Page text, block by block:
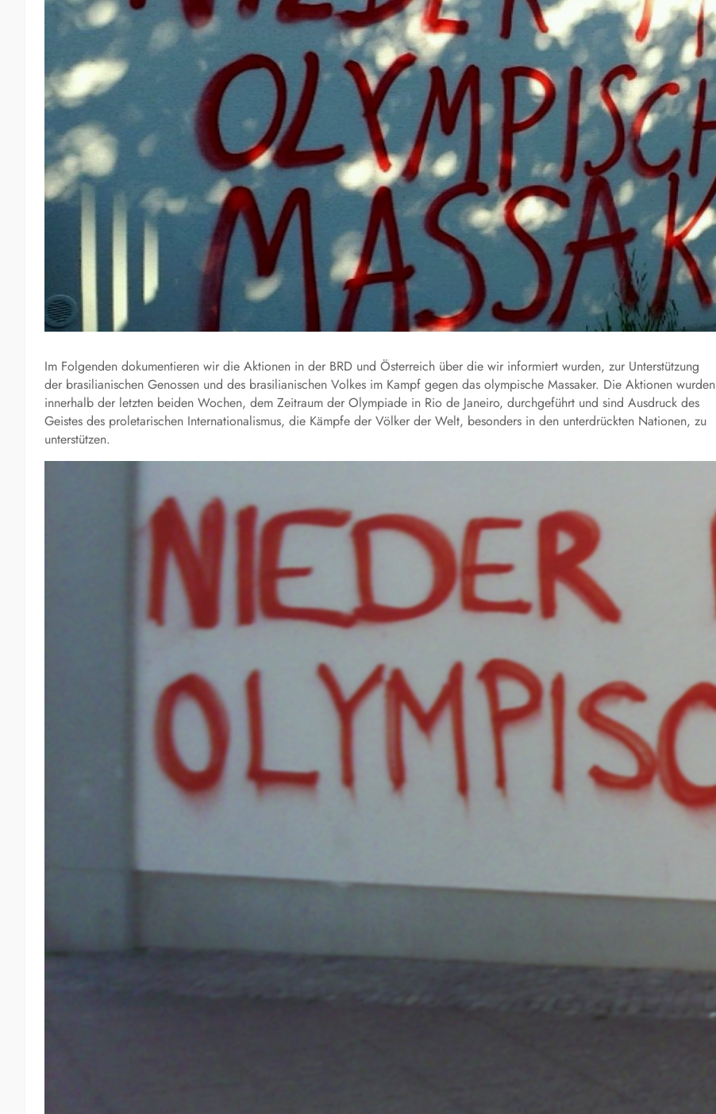
Im Folgenden dokumentieren wir die Aktionen in der BRD und Österreich über die wir informiert wurden, zur Unterstützung
der brasilianischen Genossen und des brasilianischen Volkes im Kampf gegen das olympische Massaker. Die Aktionen wurden
innerhalb der letzten beiden Wochen, dem Zeitraum der Olympiade in Rio de Janeiro, durchgeführt und sind Ausdruck des
Geistes des proletarischen Internationalismus, die Kämpfe der Völker der Welt, besonders in den unterdrückten Nationen, zu
unterstützen.